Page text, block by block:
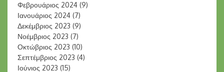
Φεβρουάριος 2024 (9)
Ιανουάριος 2024 (7)
Δεκέμβριος 2023 (9)
Νοέμβριος 2023 (7)
Οκτώβριος 2023 (10)
Σεπτέμβριος 2023 (4)
Ιούνιος 2023 (15)